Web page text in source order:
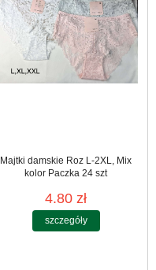
Majtki damskie Roz L-2XL, Mix
kolor Paczka 24 szt
4.80 zł
szczegóły